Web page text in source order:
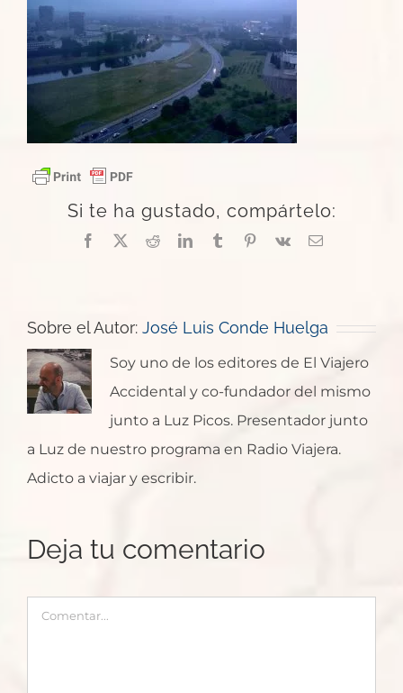
Si te ha gustado, compártelo:
Facebook
X RedditLinkedInTumblrPinterest
Vk
Correo
Sobre el Autor: José Luis Conde Huelga
Soy uno de los editores de El Viajero
Accidental y co-fundador del mismo
junto a Luz Picos. Presentador junto
a Luz de nuestro programa en Radio Viajera.
Adicto a viajar y escribir.
Deja tu comentario
Comentar